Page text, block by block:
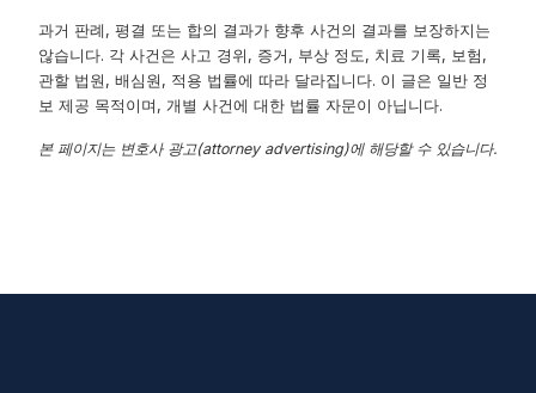
과거 판례, 평결 또는 합의 결과가 향후 사건의 결과를 보장하지는
않습니다. 각 사건은 사고 경위, 증거, 부상 정도, 치료 기록, 보험,
관할 법원, 배심원, 적용 법률에 따라 달라집니다. 이 글은 일반 정
보 제공 목적이며, 개별 사건에 대한 법률 자문이 아닙니다.
본 페이지는 변호사 광고(attorney advertising)에 해당할 수 있습니다.